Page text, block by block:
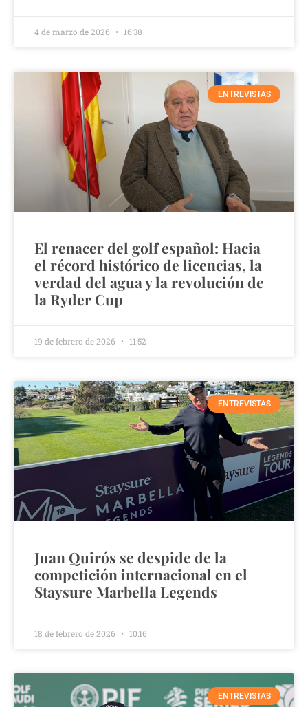
4 de marzo de 2026 16:38
ENTREVISTAS
El renacer del golf español: Hacia
el récord histórico de licencias, la
verdad del agua y la revolución de
la Ryder Cup
19 de febrero de 2026 11:52
ENTREVISTAS
Juan Quirós se despide de la
competición internacional en el
Staysure Marbella Legends
18 de febrero de 2026 10:16
ENTREVISTAS